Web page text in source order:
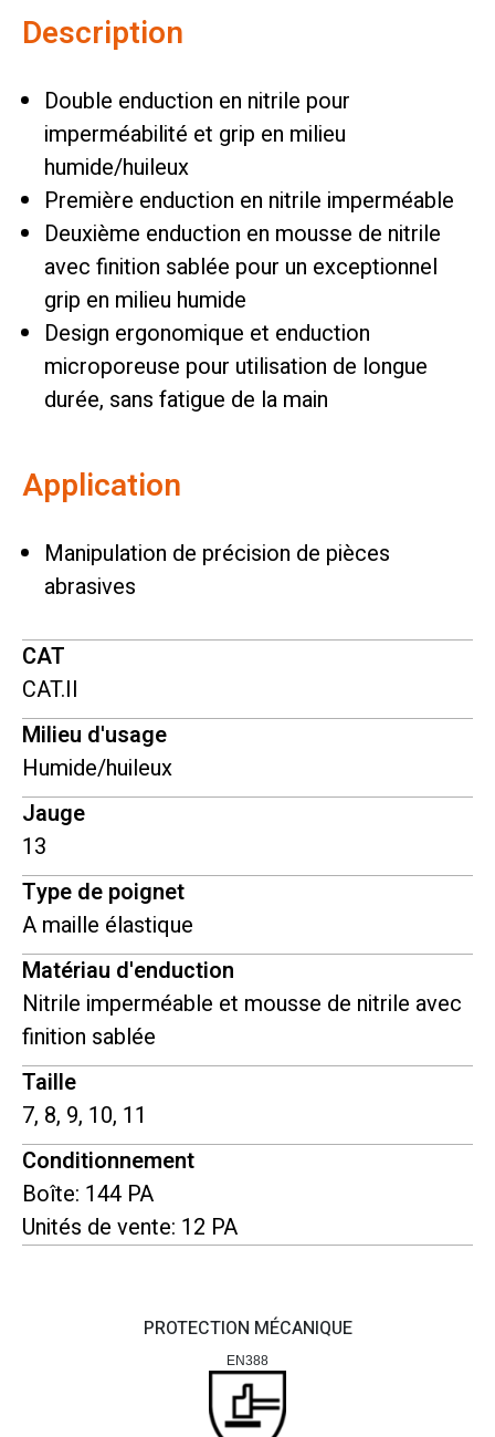
PROTECTION MÉCANIQUE
EN388
Description
Double enduction en nitrile pour
imperméabilité et grip en milieu
humide/huileux
Première enduction en nitrile imperméable
Deuxième enduction en mousse de nitrile
avec finition sablée pour un exceptionnel
grip en milieu humide
Design ergonomique et enduction
microporeuse pour utilisation de longue
durée, sans fatigue de la main
Application
Manipulation de précision de pièces
abrasives
CAT
CAT.II
Milieu d'usage
Humide/huileux
Jauge
13
Type de poignet
A maille élastique
Matériau d'enduction
Nitrile imperméable et mousse de nitrile avec
finition sablée
Taille
7, 8, 9, 10, 11
Conditionnement
Boîte: 144 PA
Unités de vente: 12 PA